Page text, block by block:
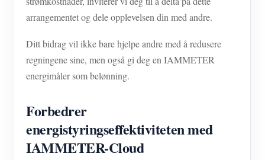
arrangementet og dele opplevelsen din med andre.
Ditt bidrag vil ikke bare hjelpe andre med å redusere
regningene sine, men også gi deg en IAMMETER
energimåler som belønning.
Forbedrer
energistyringseffektiviteten med
IAMMETER-Cloud